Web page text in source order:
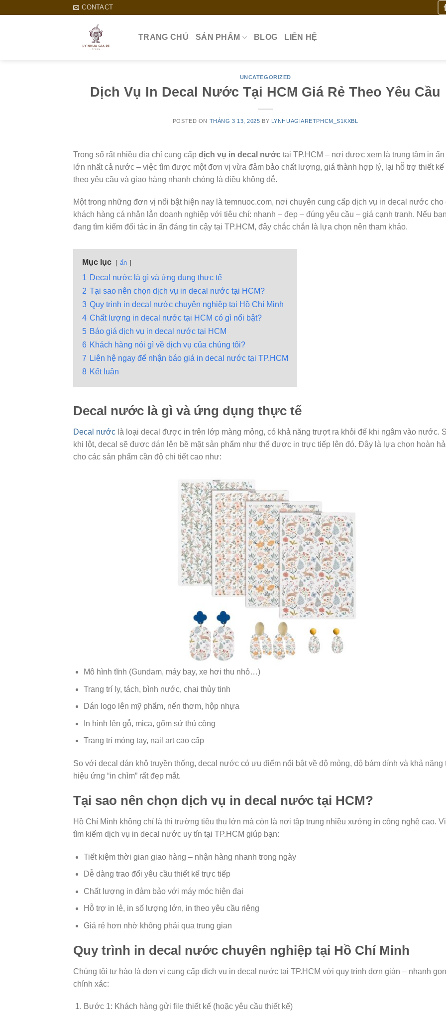
CONTACT
TRANG CHỦ SẢN PHẨM BLOG LIÊN HỆ
UNCATEGORIZED
Dịch Vụ In Decal Nước Tại HCM Giá Rẻ Theo Yêu Cầu
POSTED ON THÁNG 3 13, 2025 BY LYNHUAGIARETPHCM_S1KXBL
Trong số rất nhiều địa chỉ cung cấp dịch vụ in decal nước tại TP.HCM – nơi được xem là trung tâm in ấn
lớn nhất cả nước – việc tìm được một đơn vị vừa đảm bảo chất lượng, giá thành hợp lý, lại hỗ trợ thiết kế
theo yêu cầu và giao hàng nhanh chóng là điều không dễ.
Một trong những đơn vị nổi bật hiện nay là temnuoc.com, nơi chuyên cung cấp dịch vụ in decal nước cho
khách hàng cá nhân lẫn doanh nghiệp với tiêu chí: nhanh – đẹp – đúng yêu cầu – giá cạnh tranh. Nếu
đang tìm kiếm đối tác in ấn đáng tin cậy tại TP.HCM, đây chắc chắn là lựa chọn nên tham khảo.
Mục lục ẩn
1 Decal nước là gì và ứng dụng thực tế
2 Tại sao nên chọn dịch vụ in decal nước tại HCM?
3 Quy trình in decal nước chuyên nghiệp tại Hồ Chí Minh
4 Chất lượng in decal nước tại HCM có gì nổi bật?
5 Báo giá dịch vụ in decal nước tại HCM
6 Khách hàng nói gì về dịch vụ của chúng tôi?
7 Liên hệ ngay để nhận báo giá in decal nước tại TP.HCM
8 Kết luận
Decal nước là gì và ứng dụng thực tế
Decal nước là loại decal được in trên lớp màng mỏng, có khả năng trượt ra khỏi đế khi ngâm vào nước.
khi lột, decal sẽ được dán lên bề mặt sản phẩm như thể được in trực tiếp lên đó. Đây là lựa chọn hoàn
cho các sản phẩm cần độ chi tiết cao như:
Mô hình tĩnh (Gundam, máy bay, xe hơi thu nhỏ…)
Trang trí ly, tách, bình nước, chai thủy tinh
Dán logo lên mỹ phẩm, nến thơm, hộp nhựa
In hình lên gỗ, mica, gốm sứ thủ công
Trang trí móng tay, nail art cao cấp
So với decal dán khô truyền thống, decal nước có ưu điểm nổi bật về độ mỏng, độ bám dính và khả năng
hiệu ứng “in chìm” rất đẹp mắt.
Tại sao nên chọn dịch vụ in decal nước tại HCM?
Hồ Chí Minh không chỉ là thị trường tiêu thụ lớn mà còn là nơi tập trung nhiều xưởng in công nghệ cao.
tìm kiếm dịch vụ in decal nước uy tín tại TP.HCM giúp bạn:
Tiết kiệm thời gian giao hàng – nhận hàng nhanh trong ngày
Dễ dàng trao đổi yêu cầu thiết kế trực tiếp
Chất lượng in đảm bảo với máy móc hiện đại
Hỗ trợ in lẻ, in số lượng lớn, in theo yêu cầu riêng
Giá rẻ hơn nhờ không phải qua trung gian
Quy trình in decal nước chuyên nghiệp tại Hồ Chí Minh
Chúng tôi tự hào là đơn vị cung cấp dịch vụ in decal nước tại TP.HCM với quy trình đơn giản – nhanh
chính xác:
Bước 1: Khách hàng gửi file thiết kế (hoặc yêu cầu thiết kế)